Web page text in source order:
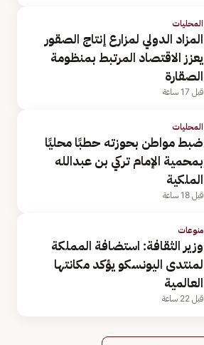
المحليات
المزاد الدولي لمزارع إنتاج الصقور
يعزز الاقتصاد المرتبط بمنظومة
الصقارة
قبل 17 ساعة
المحليات
ضبط مواطن بحوزته حطبًا محليًا
بمحمية الإمام تركي بن عبدالله
الملكية
قبل 18 ساعة
منوعات
وزير الثقافة: استضافة المملكة
لمنتدى اليونسكو يؤكد مكانتها
العالمية
قبل 22 ساعة